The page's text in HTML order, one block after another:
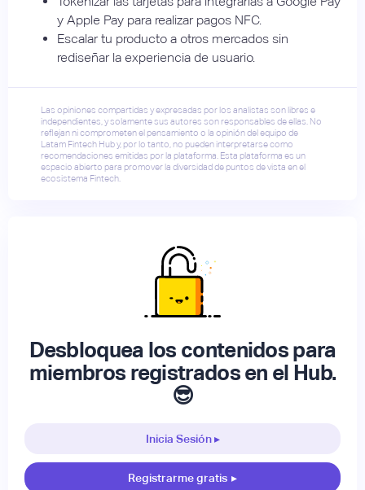
y Apple Pay para realizar pagos NFC.
Escalar tu producto a otros mercados sin
rediseñar la experiencia de usuario.
Las opiniones compartidas y expresadas por los analistas son libres e
independientes, y solamente sus autores son responsables de ellas. No
reflejan ni comprometen el pensamiento o la opinión del equipo de
Latam Fintech Hub y, por lo tanto, no pueden interpretarse como
recomendaciones emitidas por la plataforma. Esta plataforma es un
espacio abierto para promover la diversidad de puntos de vista en el
ecosistema Fintech.
Desbloquea los contenidos para
miembros registrados en el Hub.
😎
Inicia Sesión ▸
Registrarme gratis ▸